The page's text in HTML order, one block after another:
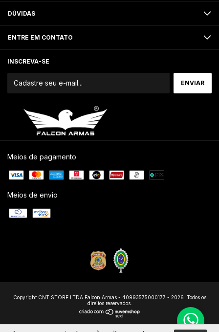
DÚVIDAS
ENTRE EM CONTATO
INSCREVA-SE
Meios de pagamento
Meios de envio
Copyright CNT STORE LTDA Falcon Armas - 40993575000177 - 2026. Todos os
direitos reservados.